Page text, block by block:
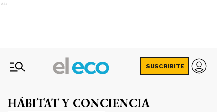
Ads
SUSCRIBITE
HÁBITAT Y CONCIENCIA